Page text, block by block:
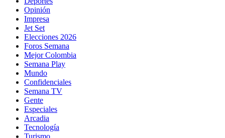
Opinión
Impresa
Jet Set
Elecciones 2026
Foros Semana
Mejor Colombia
Semana Play
Mundo
Confidenciales
Semana TV
Gente
Especiales
Arcadia
Tecnología
Turismo